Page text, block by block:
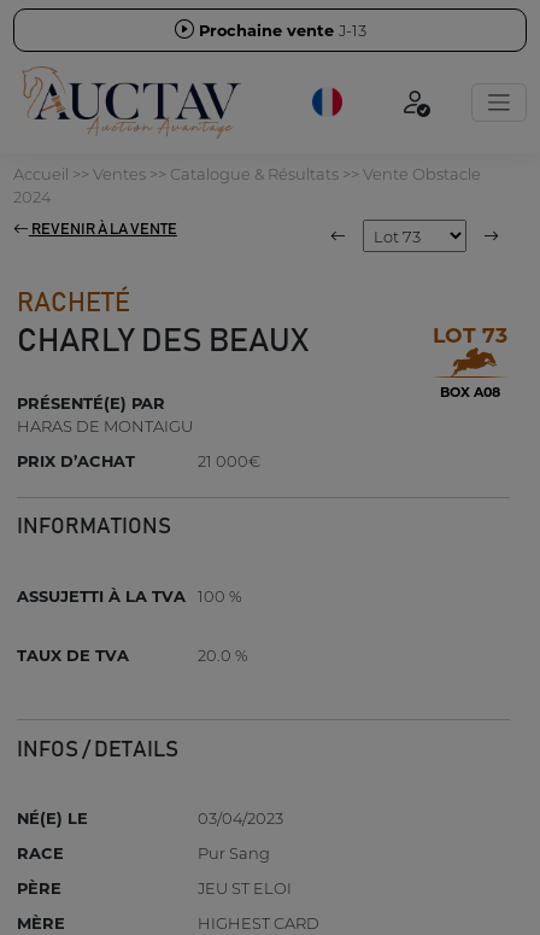
Prochaine vente J-13
Accueil >> Ventes>> Catalogue & Résultats>> Vente Obstacle
2024
REVENIR À LA VENTE
RACHETÉ
CHARLY DES BEAUX LOT 73
BOX A08
PRÉSENTÉ(E) PAR
HARAS DE MONTAIGU
PRIX D’ACHAT
21 000€
INFORMATIONS
ASSUJETTI À LA TVA 100 %
TAUX DE TVA 20.0 %
INFOS / DETAILS
NÉ(E) LE
03/04/2023
RACE
Pur Sang
PÈRE
JEU ST ELOI
MÈRE
HIGHEST CARD